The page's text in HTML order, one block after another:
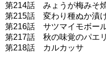
第214話 みょうが梅みそ
第215話 変わり種ぬか漬
第216話 サツマイモボー
第217話 秋の味覚のパエ
第218話 カルカッサ